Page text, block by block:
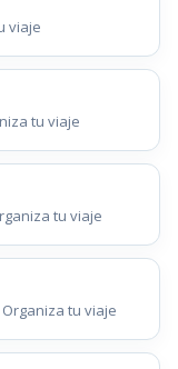
viaje
tu viaje
tu viaje
tu viaje